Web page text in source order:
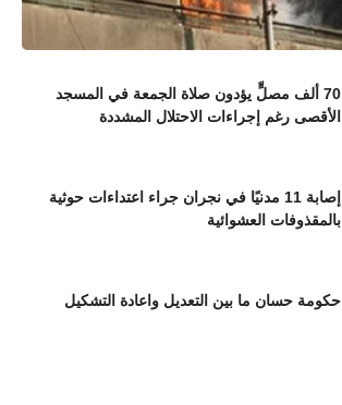
70 ألف مصلٍّ يؤدون صلاة الجمعة في المسجد
الأقصى رغم إجراءات الاحتلال المشددة
إصابة 11 مدنيًا في نجران جراء اعتداءات حوثية
بالمقذوفات العشوائية
حكومة حسان ما بين التعديل واعادة التشكيل